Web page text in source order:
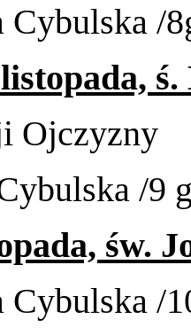
Cybul­ska /​8
listopada,
Ojczyzny
/​9
św.
Cybul­ska /​